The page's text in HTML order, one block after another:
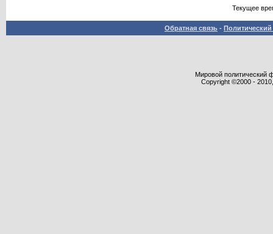
Текущее
Обратная связь -
Мировой политический
Copyright ©2000 -